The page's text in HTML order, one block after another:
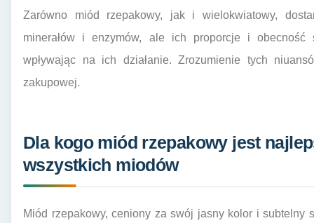
Zarówno miód rzepakowy, jak i wielokwiatowy,
minerałów i enzymów, ale ich proporcje i obecność
wpływając na ich działanie. Zrozumienie tych
zakupowej.
Dla kogo miód rzepakowy jest
wszystkich miodów
Miód rzepakowy, ceniony za swój jasny kolor i subtelny